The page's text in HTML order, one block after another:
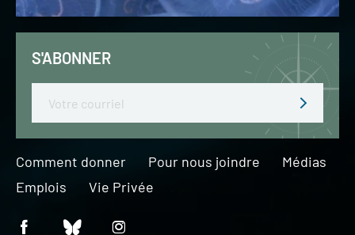
S'ABONNER
Comment donner Pour nous joindre
Médias
Emplois
Vie Privée